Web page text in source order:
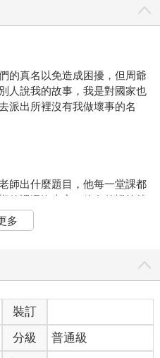
的真名以免造成困擾，但周爺
人說我的故事，我是對國家也
派出所裡沒有我做壞事的名
師出什麼題目，他每一堂課都
的課還沒上完，綠色的蠟筆就
他會說：「這是我的家鄉，我
是：「大概再過兩、三年存夠
北市那麼大，地裡產的東西自
的田，一季的收成十年也吃不
像我們說彰化、雲林、嘉義一
多
裝訂
分級
普通級